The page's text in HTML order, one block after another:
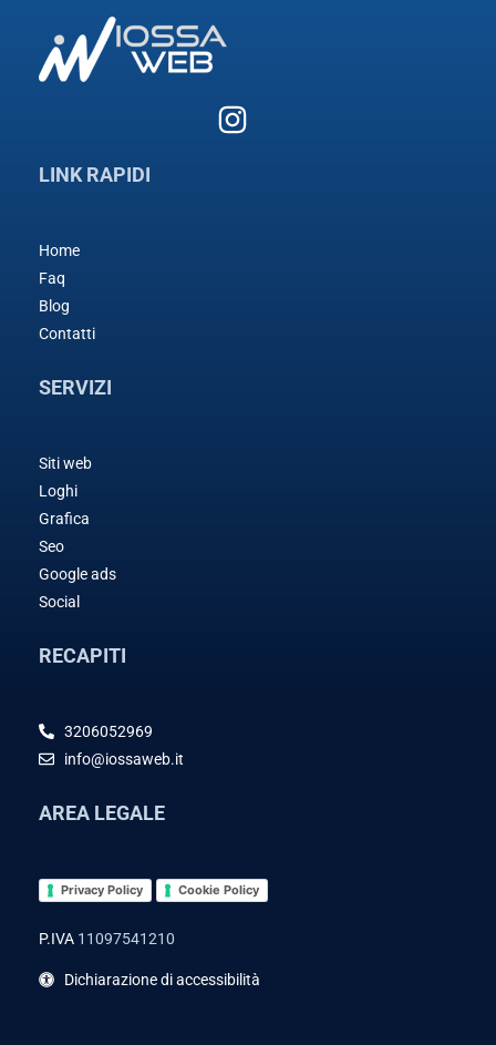
LINK RAPIDI
Home
Faq
Blog
Contatti
SERVIZI
Siti web
Loghi
Grafica
Seo
Google ads
Social
RECAPITI
3206052969
info@iossaweb.it
AREA LEGALE
Privacy Policy Cookie Policy
P.IVA 11097541210
Dichiarazione di accessibilità